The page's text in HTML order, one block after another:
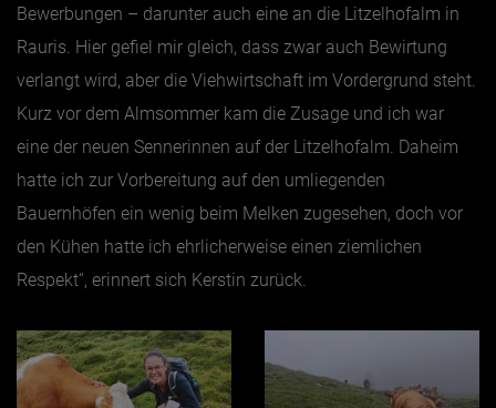
Bewerbungen – darunter auch eine an die Litzelhofalm in
Rauris. Hier gefiel mir gleich, dass zwar auch Bewirtung
verlangt wird, aber die Viehwirtschaft im Vordergrund steht.
Kurz vor dem Almsommer kam die Zusage und ich war
eine der neuen Sennerinnen auf der Litzelhofalm. Daheim
hatte ich zur Vorbereitung auf den umliegenden
Bauernhöfen ein wenig beim Melken zugesehen, doch vor
den Kühen hatte ich ehrlicherweise einen ziemlichen
Respekt“, erinnert sich Kerstin zurück.